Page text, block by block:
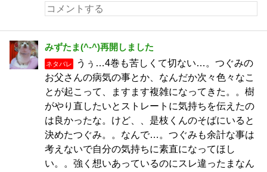
みずたま(^-^)再開しました
ネタバレ
うぅ…4巻も苦しくて切ない…。つぐみの
お父さんの病気の事とか、なんだか次々色々なこ
とが起こって、ますます複雑になってきた。。樹
がやり直したいとストレートに気持ちを伝えたの
は良かったな。けど、、是枝くんのそばにいると
決めたつぐみ。。なんで…。つぐみも余計な事は
考えないで自分の気持ちに素直になってほし
い。。強く想いあっているのにスレ違ったまなん